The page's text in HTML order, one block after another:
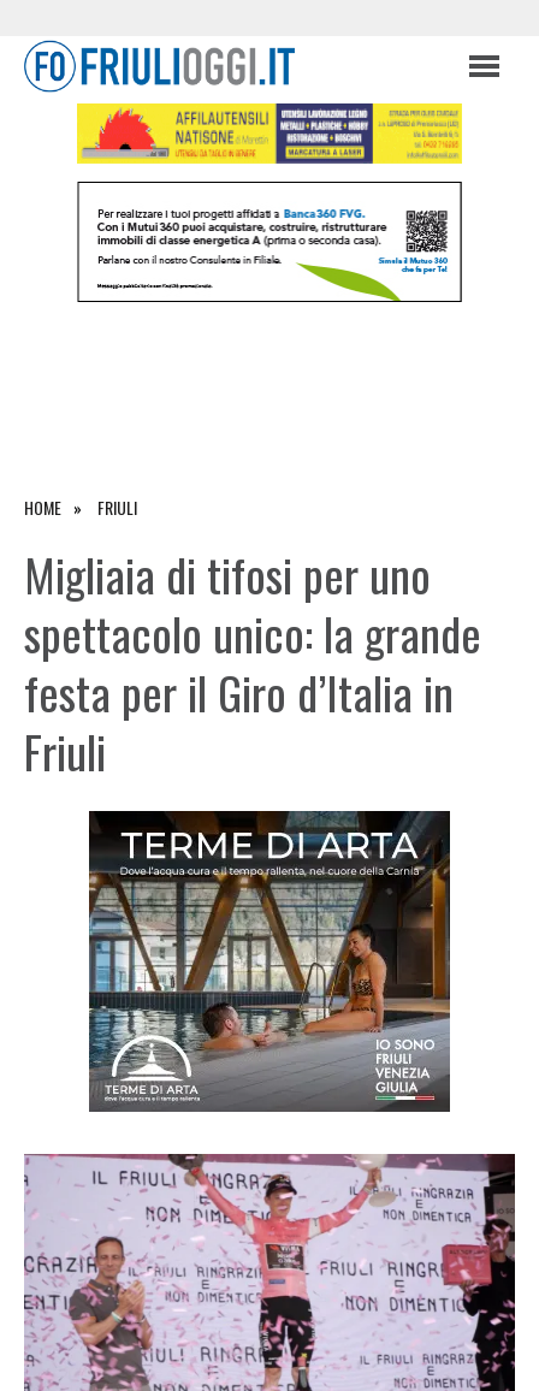
HOME FRIULI
Migliaia di tifosi per uno
spettacolo unico: la grande
festa per il Giro d’Italia in
Friuli